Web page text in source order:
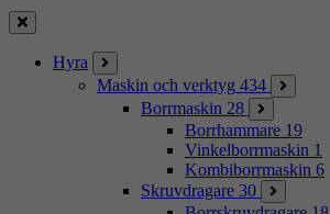
Stäng
Hyra
Maskin och verktyg 434
Borrmaskin 28
Borrhammare 19
Vinkelborrmaskin 1
Kombiborrmaskin 6
Skruvdragare 30